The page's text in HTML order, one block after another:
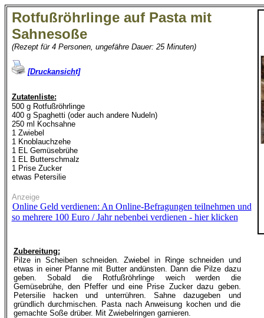
Rotfußröhrlinge auf Pasta mit
Sahnesoße
(Rezept für 4 Personen, ungefähre Dauer: 25 Minuten)
[Druckansicht]
Zutatenliste:
500 g Rotfußröhrlinge
400 g Spaghetti (oder auch andere Nudeln)
250 ml Kochsahne
1 Zwiebel
1 Knoblauchzehe
1 EL Gemüsebrühe
1 EL Butterschmalz
1 Prise Zucker
etwas Petersilie
Anzeige
Online Geld verdienen: An Online-Befragungen teilnehmen und
so mehrere 100 Euro / Jahr nebenbei verdienen - hier klicken
Zubereitung:
Pilze in Scheiben schneiden. Zwiebel in Ringe schneiden und
etwas in einer Pfanne mit Butter andünsten. Dann die Pilze dazu
geben. Sobald die Rotfußröhrlinge weich werden die
Gemüsebrühe, den Pfeffer und eine Prise Zucker dazu geben.
Petersilie hacken und unterrühren. Sahne dazugeben und
gründlich durchmischen. Pasta nach Anweisung kochen und die
gemachte Soße drüber. Mit Zwiebelringen garnieren.